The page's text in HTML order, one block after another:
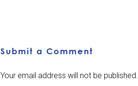
Submit a Comment
Your email address will not be published.